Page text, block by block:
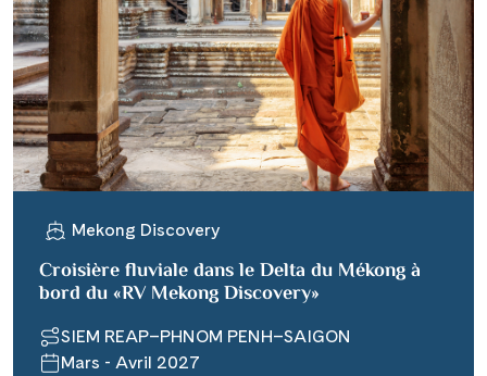
Mekong Discovery
Croisière fluviale dans le Delta du Mékong à
bord du «RV Mekong Discovery»
SIEM REAP–PHNOM PENH–SAIGON
Mars - Avril 2027